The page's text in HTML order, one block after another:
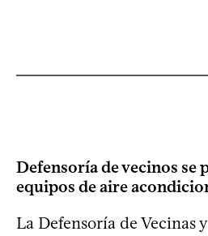
Defensoría de vecinos se
equipos de aire
La Defensoría de Vecinas